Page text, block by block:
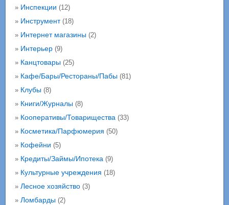
» Инспекции (12)
» Инструмент(18)
» Интернет магазины(2)
» Интерьер(9)
» Канцтовары(25)
» Кафе/Бары/Рестораны/Пабы(81)
» Клубы(8)
» Книги/Журналы(8)
» Кооперативы/Товарищества(33)
» Косметика/Парфюмерия (50)
» Кофейни (5)
» Кредиты/Займы/Ипотека(9)
» Культурные учреждения (18)
» Лесное хозяйство(3)
» Ломбарды(2)